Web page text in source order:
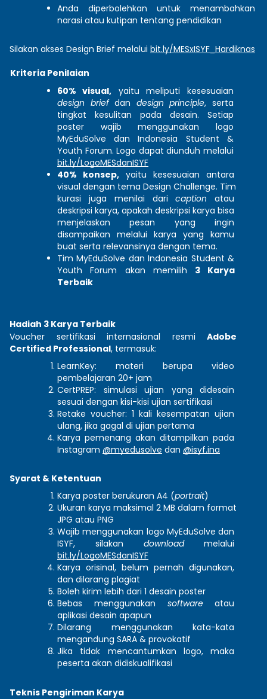
Anda diperbolehkan untuk menambahkan
narasi atau kutipan tentang pendidikan
Silakan akses Design Brief melalui bit.ly/MESxISYF_Hardiknas
Kriteria Penilaian
60% visual,
design brief dan design principle, serta
tingkat kesulitan pada desain. Setiap
poster wajib menggunakan logo
MyEduSolve dan Indonesia Student &
bit.ly/LogoMESdanISYF
40% konsep, yaitu kesesuaian antara
visual dengan tema Design Challenge. Tim
kurasi juga menilai dari caption atau
deskripsi karya, apakah deskripsi karya bisa
menjelaskan pesan yang ingin
disampaikan melalui karya yang kamu
buat serta relevansinya dengan tema.
Tim MyEduSolve dan Indonesia Student &
Youth Forum akan memilih 3 Karya
Terbaik
Hadiah 3 Karya Terbaik
Voucher sertifikasi internasional resmi Adobe
Certified Professional, termasuk:
LearnKey: materi berupa video
pembelajaran 20+ jam
CertPREP: simulasi ujian yang didesain
sesuai dengan kisi-kisi ujian sertifikasi
Retake voucher: 1 kali kesempatan ujian
ulang, jika gagal di ujian pertama
Karya pemenang akan ditampilkan pada
Instagram @myedusolve dan @isyf.ina
Syarat & Ketentuan
Karya poster berukuran A4 (portrait)
Ukuran karya maksimal 2 MB dalam format
JPG atau PNG
Wajib menggunakan logo MyEduSolve dan
ISYF, silakan download
bit.ly/LogoMESdanISYF
Karya orisinal, belum pernah digunakan,
dan dilarang plagiat
Boleh kirim lebih dari 1 desain poster
Bebas menggunakan software atau
aplikasi desain apapun
Dilarang menggunakan kata-kata
mengandung SARA & provokatif
Jika tidak mencantumkan logo, maka
peserta akan didiskualifikasi
Teknis Pengiriman Karya